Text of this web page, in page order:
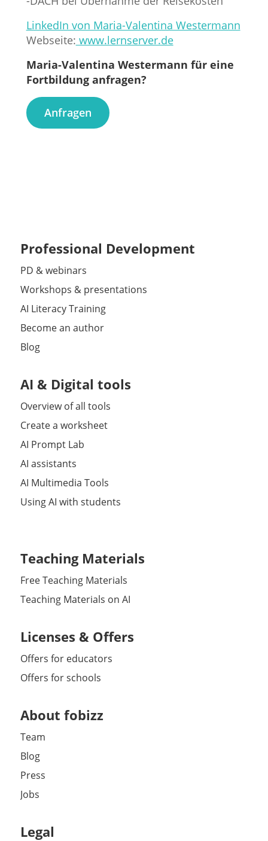
LinkedIn von Maria-Valentina Westermann
Webseite: www.lernserver.de
Maria-Valentina Westermann für eine
Fortbildung anfragen?
Anfragen
Professional Development
PD & webinars
Workshops & presentations
AI Literacy Training
Become an author
Blog
AI & Digital tools
Overview of all tools
Create a worksheet
AI Prompt Lab
AI assistants
AI Multimedia Tools
Using AI with students
Teaching Materials
Free Teaching Materials
Teaching Materials on AI
Licenses & Offers
Offers for educators
Offers for schools
About fobizz
Team
Blog
Press
Jobs
Legal